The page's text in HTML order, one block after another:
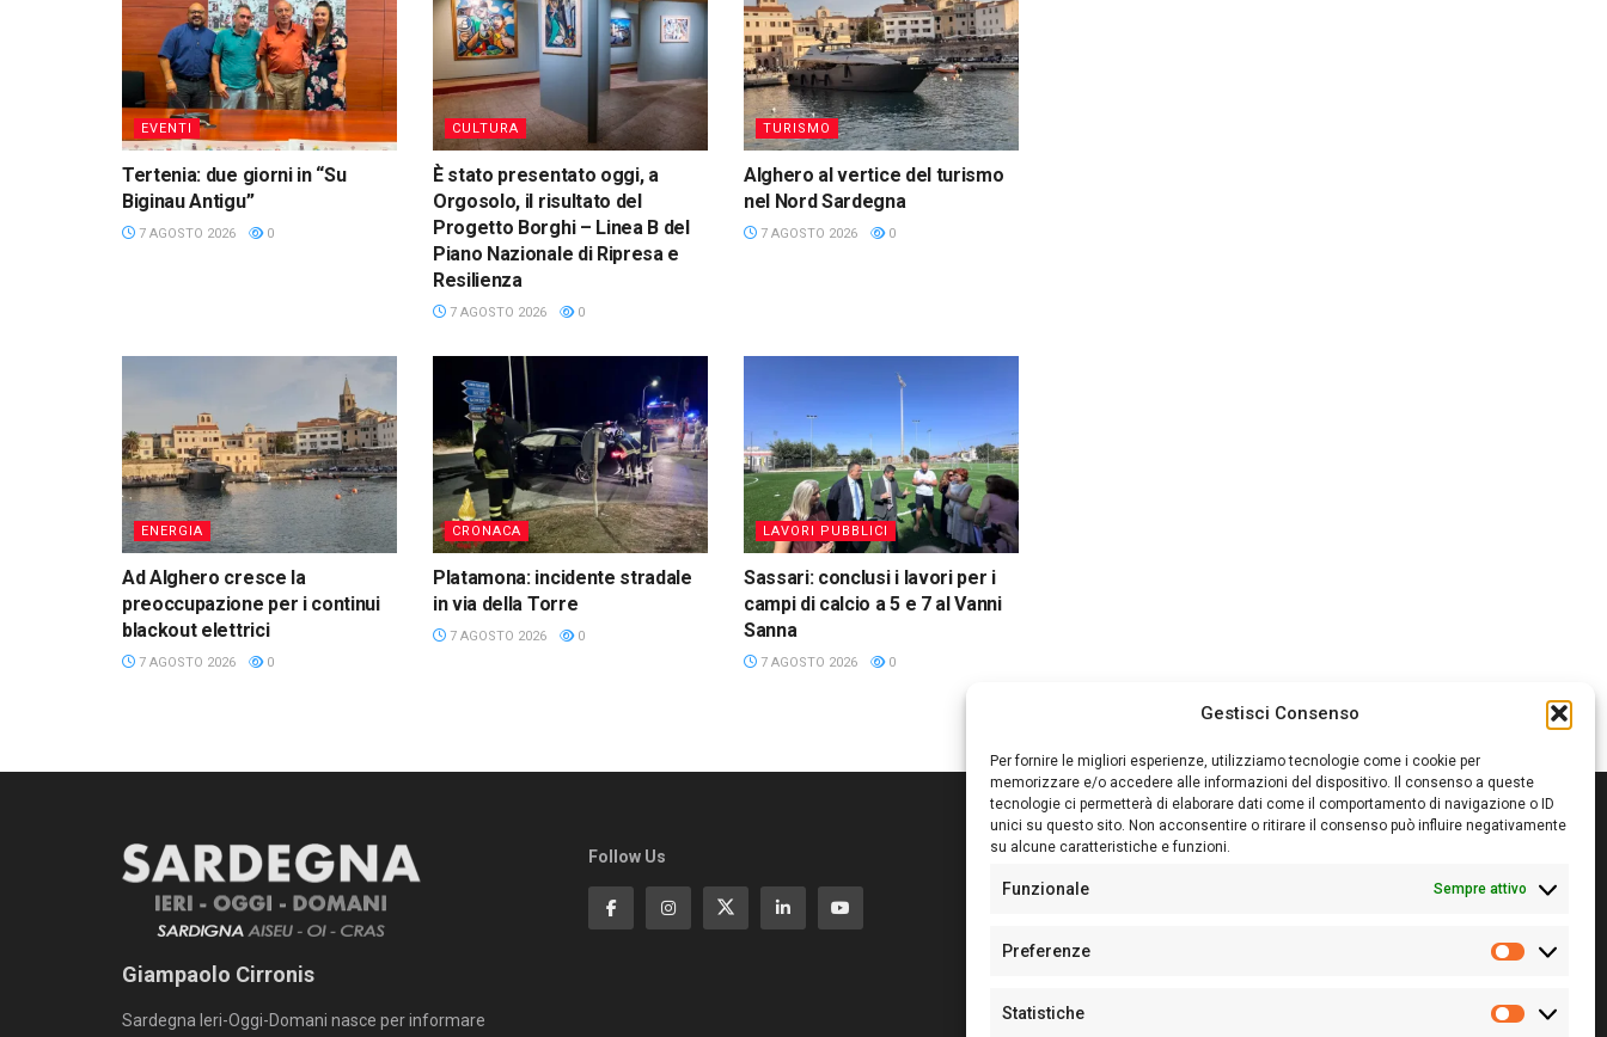
Gestisci Consenso
Per fornire le migliori esperienze, utilizziamo tecnologie come i cookie per
memorizzare e/o accedere alle informazioni del dispositivo. Il consenso a queste
tecnologie ci permetterà di elaborare dati come il comportamento di navigazione o ID
unici su questo sito. Non acconsentire o ritirare il consenso può influire negativamente
su alcune caratteristiche e funzioni.
Funzionale Sempre attivo
Preferenze
Statistiche
Statistiche
EVENTI
Tertenia: due giorni in “Su
Biginau Antigu”
7 AGOSTO 2026 0
CULTURA
È stato presentato oggi, a
Orgosolo, il risultato del
Progetto Borghi – Linea B del
Piano Nazionale di Ripresa e
Resilienza
7 AGOSTO 2026 0
TURISMO
Alghero al vertice del turismo
nel Nord Sardegna
7 AGOSTO 2026 0
ENERGIA
Ad Alghero cresce la
preoccupazione per i continui
blackout elettrici
7 AGOSTO 2026 0
CRONACA
Platamona: incidente stradale
in via della Torre
7 AGOSTO 2026 0
LAVORI PUBBLICI
Sassari: conclusi i lavori per i
campi di calcio a 5 e 7 al Vanni
Sanna
7 AGOSTO 2026 0
Giampaolo Cirronis
Sardegna Ieri-Oggi-Domani nasce per informare
Follow Us Editore:Giampaolo Cirronis Ditta individuale
Sede:
N° di iscrizione al ROC:
N° 128/2020 del 10/02/2020